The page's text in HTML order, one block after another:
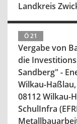
Landkreis
Ö 21
Vergabe von
die
Sandberg" -
Wilkau-
08112 Wilkau-
SchulInfra